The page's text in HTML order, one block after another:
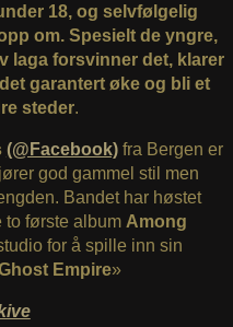
18, og selvfølgelig
om. Spesielt de yngre,
laga forsvinner det, klarer
garantert øke og bli et
steder.
(@Facebook) fra Bergen er
god gammel stil men
Bandet har høstet
to første album Among
for å spille inn sin
Empire»